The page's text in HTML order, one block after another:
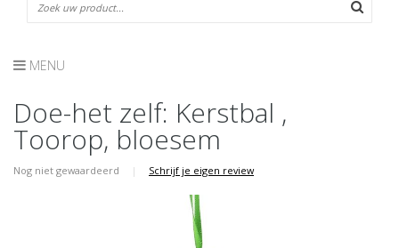
MENU
Doe-het zelf: Kerstbal ,
Toorop, bloesem
Nog niet gewaardeerd | Schrijf je eigen review